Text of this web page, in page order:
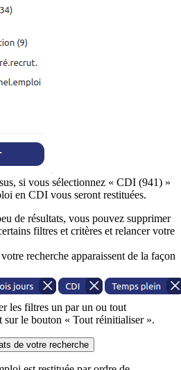
si vous sélectionnez « CDI (941) »
en CDI vous seront restituées.
de résultats, vous pouvez supprimer
filtres et critères et relancer votre
recherche apparaissent de la façon
les filtres un par un ou tout
sur le bouton « Tout réinitialiser ».
de votre recherche